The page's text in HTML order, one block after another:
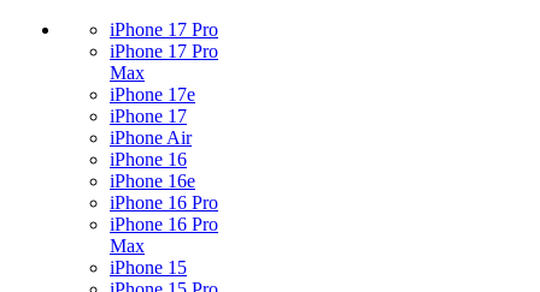
iPhone 17 Pro
iPhone 17 Pro
Max
iPhone 17e
iPhone 17
iPhone Air
iPhone 16
iPhone 16e
iPhone 16 Pro
iPhone 16 Pro
Max
iPhone 15